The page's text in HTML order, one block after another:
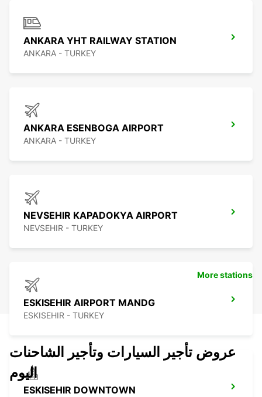
ANKARA YHT RAILWAY STATION
ANKARA - TURKEY
ANKARA ESENBOGA AIRPORT
ANKARA - TURKEY
NEVSEHIR KAPADOKYA AIRPORT
NEVSEHIR - TURKEY
ESKISEHIR AIRPORT MANDG
ESKISEHIR - TURKEY
ESKISEHIR DOWNTOWN
More stations
عروض تأجير السيارات وتأجير الشاحنات
اليوم